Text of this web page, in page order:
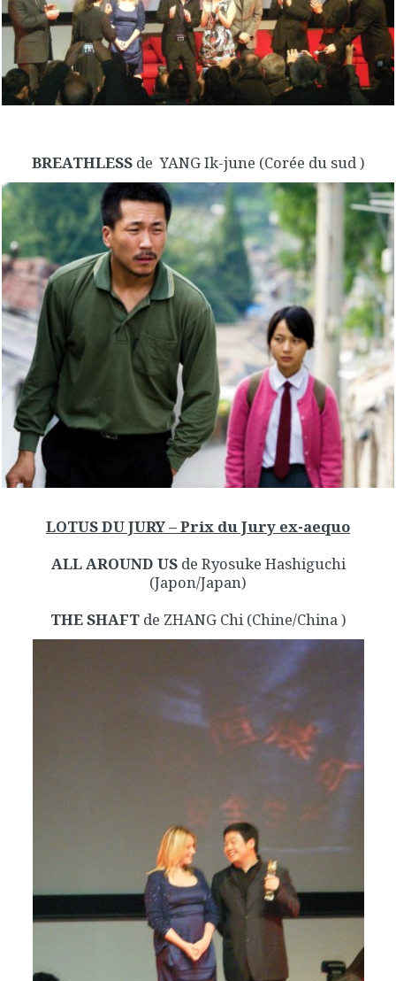
BREATHLESSde YANG Ik-june (Corée du sud )
LOTUS DU JURY – Prix du Jury ex-aequo
ALL AROUND USde Ryosuke Hashiguchi
(Japon/Japan)
THE SHAFTde ZHANG Chi (Chine/China )